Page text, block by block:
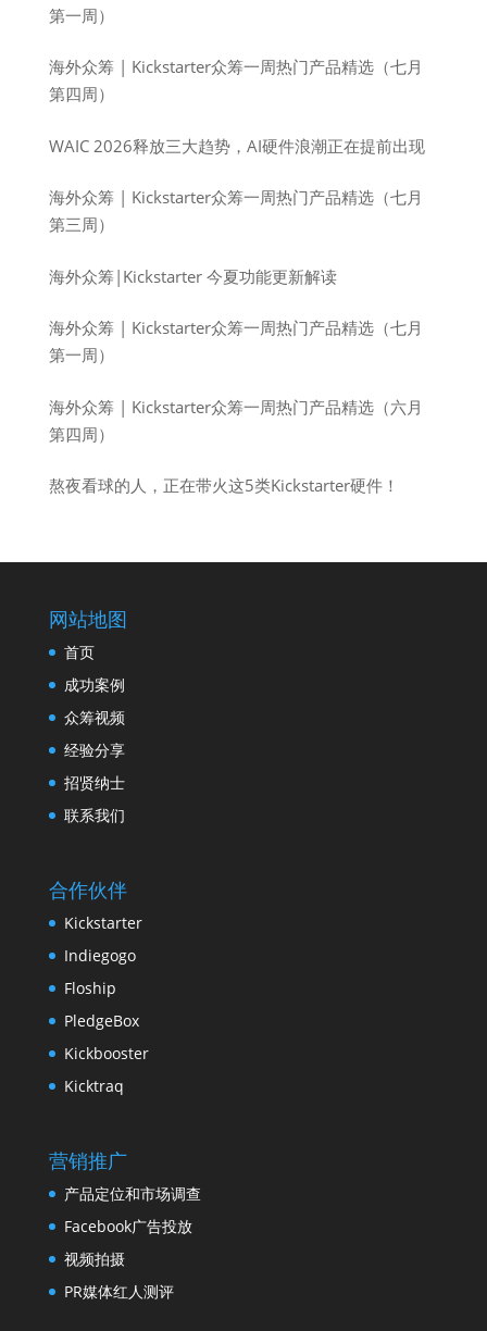
第一周）
海外众筹 | Kickstarter众筹一周热门产品精选（七月
第四周）
WAIC 2026释放三大趋势，AI硬件浪潮正在提前出现
海外众筹 | Kickstarter众筹一周热门产品精选（七月
第三周）
海外众筹|Kickstarter 今夏功能更新解读
海外众筹 | Kickstarter众筹一周热门产品精选（七月
第一周）
海外众筹 | Kickstarter众筹一周热门产品精选（六月
第四周）
熬夜看球的人，正在带火这5类Kickstarter硬件！
网站地图
首页
成功案例
众筹视频
经验分享
招贤纳士
联系我们
合作伙伴
Kickstarter
Indiegogo
Floship
PledgeBox
Kickbooster
Kicktraq
营销推广
产品定位和市场调查
Facebook广告投放
视频拍摄
PR媒体红人测评